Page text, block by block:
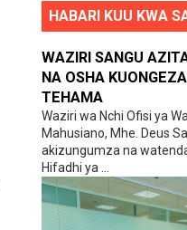
HABARI KUU KWA
WAZIRI SANGU
NA OSHA
TEHAMA
Waziri wa Nchi Ofisi ya
Mahusiano, Mhe. Deus
akizungumza na
Hifadhi ya ...